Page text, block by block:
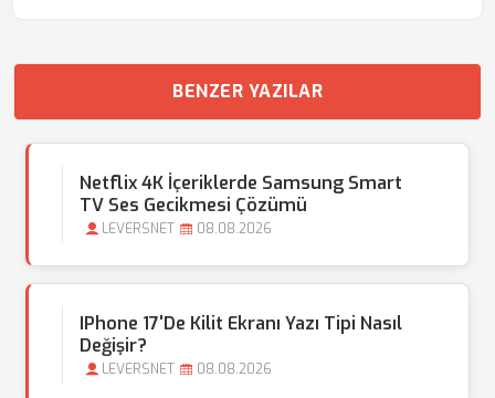
BENZER YAZILAR
Netflix 4K İçeriklerde Samsung Smart
TV Ses Gecikmesi Çözümü
LEVERSNET 08.08.2026
IPhone 17'de Kilit Ekranı Yazı Tipi Nasıl
Değişir?
LEVERSNET 08.08.2026